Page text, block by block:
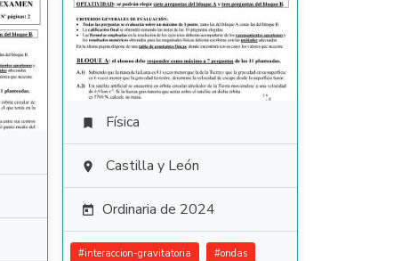
 Física
 Castilla y León
 Ordinaria de 2024
#interaccion-gravitatoria #ondas